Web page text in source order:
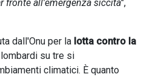
fronte all'emergenza siccità",
dall'Onu per la lotta contro la
su tre si
climatici. È quanto